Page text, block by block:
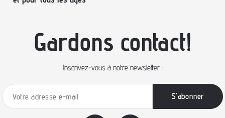
Gardons contact!
Inscrivez-vous à notre newsletter :